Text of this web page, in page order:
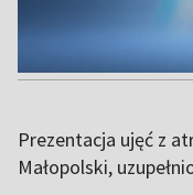
Prezentacja ujęć z
Małopolski,